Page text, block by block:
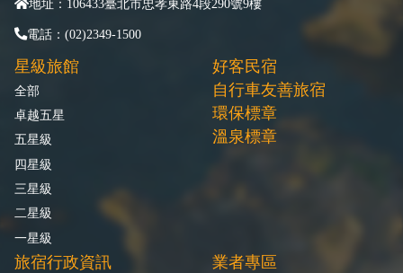
地址：106433臺北市忠孝東路4段290號9樓
電話：(02)2349-1500
星級旅館
全部
卓越五星
五星級
四星級
三星級
二星級
一星級
好客民宿
自行車友善旅宿
環保標章
溫泉標章
旅宿行政資訊 業者專區